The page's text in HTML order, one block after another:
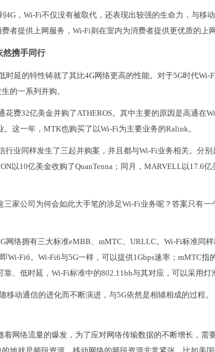
4G，Wi-Fi不仅没有被取代，还表现出较强的生命力，与移
者提供上网服务，Wi-Fi则在室内为消费者提供更优质的上网
然携手同行
时延的特性铸就了其比4G网络更高的性能。对于5G时代
的一系列并购。
花费32亿美金并购了ATHEROS。其中主要的原因是高通在
。这一年，MTK也购买了以Wi-Fi为主要业务的Ralink。
行业同样发生了三起并购案，并且都与Wi-Fi业务相关。分
以10亿美金收购了QuanTenna；同月，MARVELL以17.6
三家公司为何会如此大手笔的涉足Wi-Fi业务呢？答案只有
网络拥有三大标准eMBB、mMTC、URLLC。Wi-Fi标准同
Wi-Fi6。Wi-Fi6与5G一样，可以提供1Gbps速率；mMTC
、低时延，Wi-Fi标准中的802.11bb与其对应，可以采用灯
移动通信的进化而不断演进，与5G依然是相辅相成的过程。
着网络流量的爆发，为了应对网络传输数据的不断增长，需